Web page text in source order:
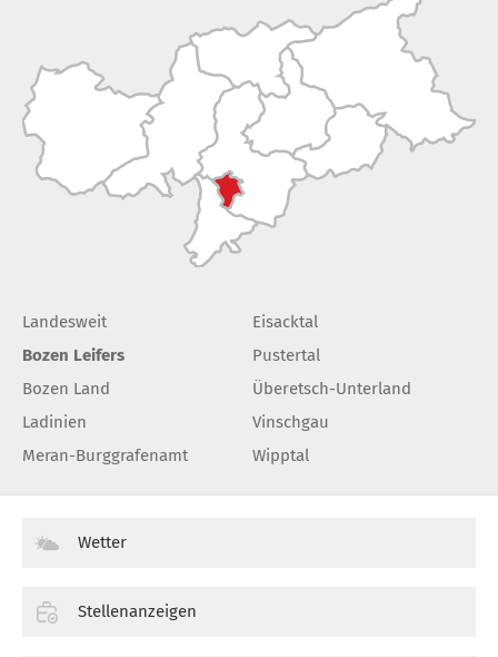
Landesweit
Bozen Leifers
Bozen Land
Ladinien
Meran-Burggrafenamt
Eisacktal
Pustertal
Überetsch-Unterland
Vinschgau
Wipptal
Wetter
Stellenanzeigen